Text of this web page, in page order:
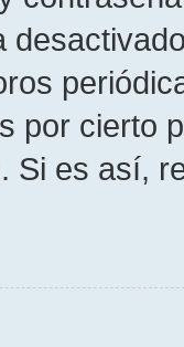
por cierto
Si es así,